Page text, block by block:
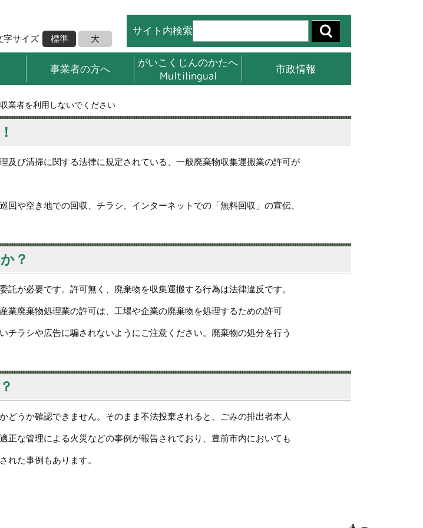
事業者の方へ
がいこくじんのかたへ
Multilingual
市政情報
字サイズ 標準 大
サイト内検索
業者を利用しないでください
び清掃に関する法律に規定されている、一般廃棄物収集運搬業の許可が
や空き地での回収、チラシ、インターネットでの「無料回収」の宣伝、
？
が必要です。許可無く、廃棄物を収集運搬する行為は法律違反です。
廃棄物処理業の許可は、工場や企業の廃棄物を処理するための許可
ラシや広告に騙されないようにご注意ください。廃棄物の処分を行う
うか確認できません。そのまま不法投棄されると、ごみの排出者本人
な管理による火災などの事例が報告されており、豊前市内においても
れた事例もあります。